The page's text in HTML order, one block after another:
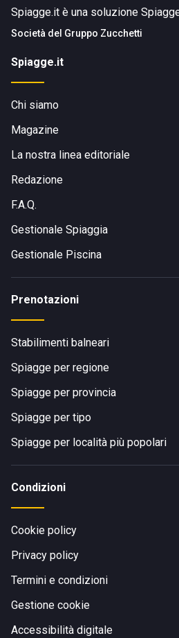
Spiagge.it è una soluzione
Società del Gruppo Zucchetti
Spiagge.it
Chi siamo
Magazine
La nostra linea editoriale
Redazione
F.A.Q.
Gestionale Spiaggia
Gestionale Piscina
Prenotazioni
Stabilimenti balneari
Spiagge per regione
Spiagge per provincia
Spiagge per tipo
Spiagge per località più popolari
Condizioni
Cookie policy
Privacy policy
Termini e condizioni
Gestione cookie
Accessibilità digitale